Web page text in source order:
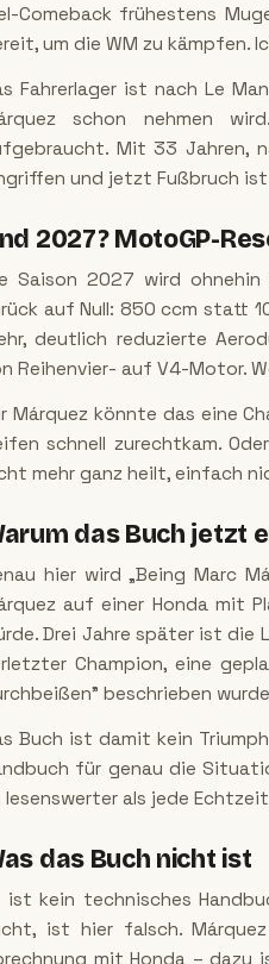
Comeback frühestens
um die WM zu kämpfen.
Fahrerlager ist nach Le
schon nehmen
Mit 33 Jahren,
und jetzt Fußbruch
2027? MotoGP-
Saison 2027 wird
auf Null: 850 ccm statt
deutlich reduzierte
Reihenvier- auf V4-Motor.
Márquez könnte das eine
schnell zurechtkam.
mehr ganz heilt, einfach
das Buch jetzt
hier wird „Being Marc
auf einer Honda mit
Drei Jahre später ist die
Champion, eine
beschrieben
Buch ist damit kein
für genau die
lesenswerter als jede
das Buch nicht ist
ist kein technisches
ist hier falsch.
mit Honda – dazu